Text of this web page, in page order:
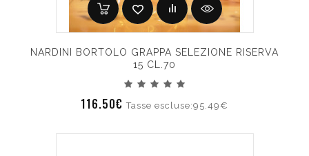
NARDINI BORTOLO GRAPPA SELEZIONE RISERVA
15 CL.70
116.50€Tasse escluse:95.49€